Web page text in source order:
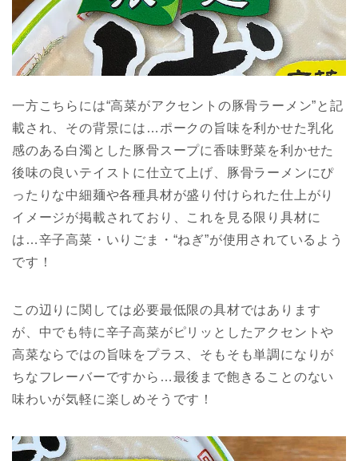
一方こちらには“高菜がアクセントの豚骨ラーメン”と記
載され、その背景には…ポークの旨味を利かせた乳化
感のある白濁とした豚骨スープに香味野菜を利かせた
後味の良いテイストに仕立て上げ、豚骨ラーメンにぴ
ったりな中細麺や各種具材が盛り付けられた仕上がり
イメージが掲載されており、これを見る限り具材に
は…辛子高菜・いりごま・“ねぎ”が使用されているよう
です！
この辺りに関しては必要最低限の具材ではあります
が、中でも特に辛子高菜がピリッとしたアクセントや
高菜ならではの旨味をプラス、そもそも単調になりが
ちなフレーバーですから…最後まで飽きることのない
味わいが気軽に楽しめそうです！